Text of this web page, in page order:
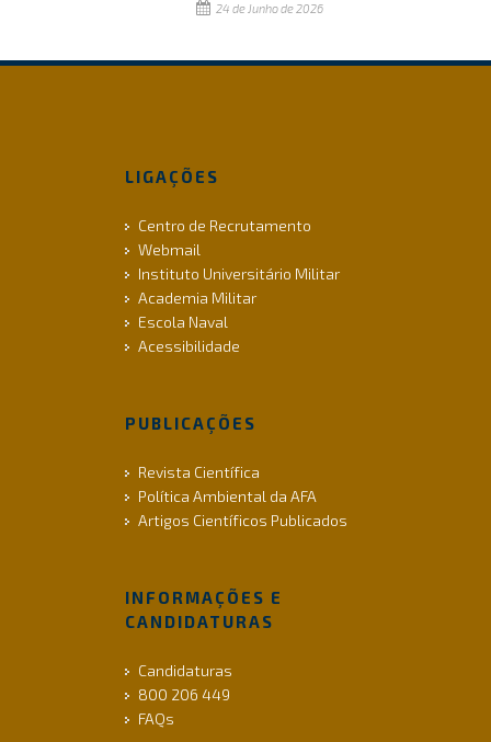
24 de Junho de 2026
LIGAÇÕES
Centro de Recrutamento
Webmail
Instituto Universitário Militar
Academia Militar
Escola Naval
Acessibilidade
PUBLICAÇÕES
Revista Científica
Política Ambiental da AFA
Artigos Científicos Publicados
INFORMAÇÕES E
CANDIDATURAS
Candidaturas
800 206 449
FAQs